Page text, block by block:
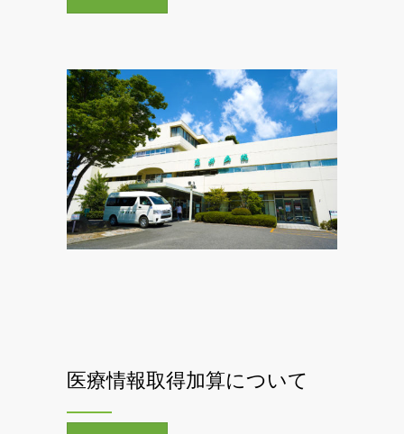
医療情報取得加算について